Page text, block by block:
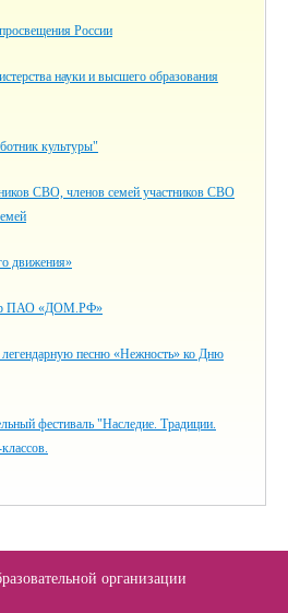
России
науки и высшего образования
культуры"
СВО, членов семей участников СВО
движения»
ПАО «ДОМ.РФ»
песню «Нежность» ко Дню
фестиваль "Наследие. Традиции.
организации